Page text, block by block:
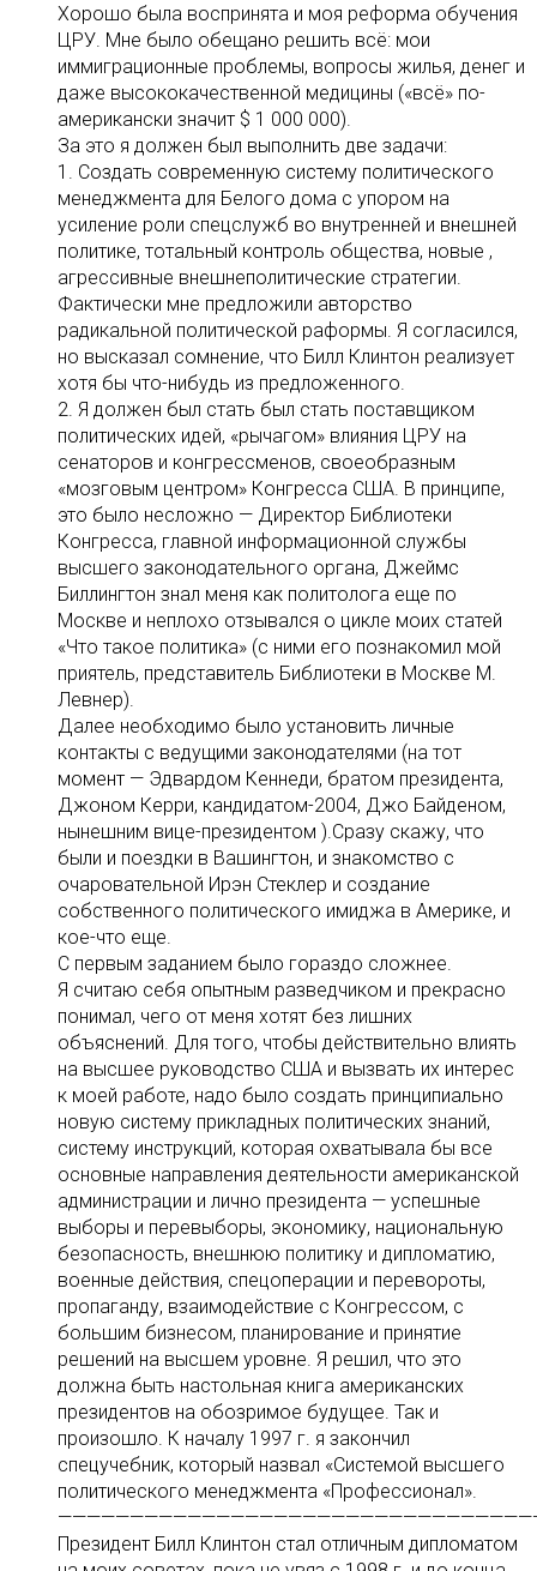
Xорошо была воспринята и моя реформа обучения
ЦРУ. Мне было обещано решить всё: мои
иммиграционные проблемы, вопросы жилья, денег и
даже высококачественной медицины («всё» по-
американски значит $ 1 000 000).
За это я должен был выполнить две задачи:
1. Создать современную систему политического
менеджмента для Белого дoма с упором на
усиление роли спецслужб во внутренней и внешней
политикe, тотальный контроль общества, новые ,
агрессивные внешнеполитические стратегии.
Фактически мне предложили авторство
радикальной политической раформы. Я согласился,
но высказал сомнение, что Билл Клинтон реализует
хотя бы что-нибудь из предложенного.
2. Я должен был стать был стать поставщиком
политических идей, «рычагом» влияния ЦРУ на
сенаторов и конгрессменов, своеобразным
«мозговым центром» Конгресса США. В принципе,
это было несложно — Директор Библиотеки
Конгресса, главной информационной службы
высшего законодательного органа, Джеймс
Биллингтон знал меня как политологa еще по
Москве и неплохо отзывался о цикле моих статей
«Что такое политика» (с ними его познакомил мой
приятель, представитель Библиотеки в Москве М.
Левнер).
Далее необходимо было установить личные
контакты с ведущими законодателями (на тот
момент — Эдвардом Кеннеди, братом президента,
Джоном Керри, кандидатом-2004, Джо Байденом,
нынешним вице-президентом ).Сразу скажу, что
были и поездки в Вашингтон, и знакомство с
очаровательной Ирэн Стеклер и создание
собственного политического имиджа в Америке, и
кое-что еще.
С первым заданием было гораздо сложнее.
Я считаю себя опытным разведчиком и прекрасно
понимал, чего от меня хотят без лишних
объяснений. Для того, чтобы действительно влиять
на высшее руководство США и вызвать их интерес
к моей работе, надо было создать принципиально
новую систему прикладных политических знаний,
систему инструкций, которая охватывала бы все
основные направления деятельности американской
администрации и лично президента — успешные
выборы и перевыборы, экономику, национальную
безопасность, внешнюю политику и дипломатию,
военные действия, спецоперации и перевороты,
пропаганду, взаимодействие с Конгрессом, с
большим бизнесом, планирование и принятие
решений на высшем уровне. Я решил, что это
должна быть настольная книга американских
президентов на обозримое будущее. Так и
произошло. К началу 1997 г. я закончил
спецучебник, который назвал «Системой высшего
политического менеджмента «Профессионал».
Президент Билл Клинтон стал отличным дипломатом